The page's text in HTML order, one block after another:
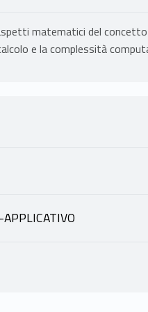
matematici del
e la complessità